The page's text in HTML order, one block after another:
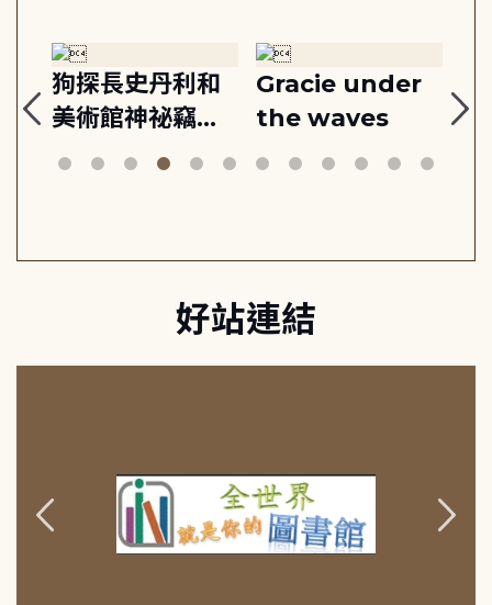
狗探長史丹利和
美術館神祕竊盜
案
Gracie under
the waves
好站連結